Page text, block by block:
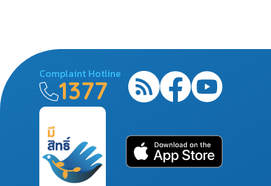
Complaint Hotline
1377